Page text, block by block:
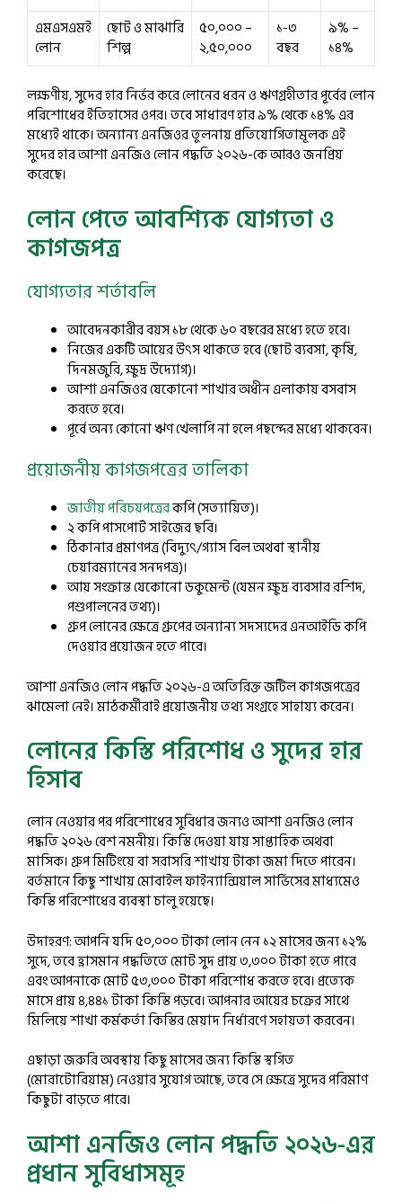
এমএসএমই
লোন
ছোট ও মাঝারি
শিল্প
৫০,০০০ –
২,৫০,০০০
১-৩
বছর
৯% –
১৪%
লক্ষণীয়, সুদের হার নির্ভর করে লোনের ধরন ও ঋণগ্রহীতার পূর্বের লোন
পরিশোধের ইতিহাসের ওপর। তবে সাধারণ হার ৯% থেকে ১৪% এর
মধ্যেই থাকে। অন্যান্য এনজিওর তুলনায় প্রতিযোগিতামূলক এই
সুদের হার আশা এনজিও লোন পদ্ধতি ২০২৬-কে আরও জনপ্রিয়
করেছে।
লোন পেতে আবশ্যিক যোগ্যতা ও
কাগজপত্র
যোগ্যতার শর্তাবলি
আবেদনকারীর বয়স ১৮ থেকে ৬০ বছরের মধ্যে হতে হবে।
নিজের একটি আয়ের উৎস থাকতে হবে (ছোট ব্যবসা, কৃষি,
দিনমজুরি, ক্ষুদ্র উদ্যোগ)।
আশা এনজিওর যেকোনো শাখার অধীন এলাকায় বসবাস
করতে হবে।
পূর্বে অন্য কোনো ঋণ খেলাপি না হলে পছন্দের মধ্যে থাকবেন।
প্রয়োজনীয় কাগজপত্রের তালিকা
জাতীয় পরিচয়পত্রেরকপি (সত্যায়িত)।
২ কপি পাসপোর্ট সাইজের ছবি।
ঠিকানার প্রমাণপত্র (বিদ্যুৎ/গ্যাস বিল অথবা স্থানীয়
চেয়ারম্যানের সনদপত্র)।
আয় সংক্রান্ত যেকোনো ডকুমেন্ট (যেমন ক্ষুদ্র ব্যবসার রশিদ,
পশুপালনের তথ্য)।
গ্রুপ লোনের ক্ষেত্রে গ্রুপের অন্যান্য সদস্যদের এনআইডি কপি
দেওয়ার প্রয়োজন হতে পারে।
আশা এনজিও লোন পদ্ধতি ২০২৬-এ অতিরিক্ত জটিল কাগজপত্রের
ঝামেলা নেই। মাঠকর্মীরাই প্রয়োজনীয় তথ্য সংগ্রহে সাহায্য করেন।
লোনের কিস্তি পরিশোধ ও সুদের হার
হিসাব
লোন নেওয়ার পর পরিশোধের সুবিধার জন্যও আশা এনজিও লোন
পদ্ধতি ২০২৬ বেশ নমনীয়। কিস্তি দেওয়া যায় সাপ্তাহিক অথবা
মাসিক। গ্রুপ মিটিংয়ে বা সরাসরি শাখায় টাকা জমা দিতে পারেন।
বর্তমানে কিছু শাখায় মোবাইল ফাইন্যান্সিয়াল সার্ভিসের মাধ্যমেও
কিস্তি পরিশোধের ব্যবস্থা চালু হয়েছে।
উদাহরণ: আপনি যদি ৫০,০০০ টাকা লোন নেন ১২ মাসের জন্য ১২%
সুদে, তবে হ্রাসমান পদ্ধতিতে মোট সুদ প্রায় ৩,৩০০ টাকা হতে পারে
এবং আপনাকে মোট ৫৩,৩০০ টাকা পরিশোধ করতে হবে। প্রত্যেক
মাসে প্রায় ৪,৪৪১ টাকা কিস্তি পড়বে। আপনার আয়ের চক্রের সাথে
মিলিয়ে শাখা কর্মকর্তা কিস্তির মেয়াদ নির্ধারণে সহায়তা করবেন।
এছাড়া জরুরি অবস্থায় কিছু মাসের জন্য কিস্তি স্থগিত
(মোরাটোরিয়াম) নেওয়ার সুযোগ আছে, তবে সে ক্ষেত্রে সুদের পরিমাণ
কিছুটা বাড়তে পারে।
আশা এনজিও লোন পদ্ধতি ২০২৬-এর
প্রধান সুবিধাসমূহ